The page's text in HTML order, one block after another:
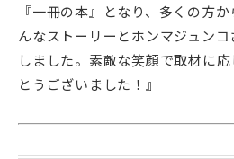
『一冊の本』となり、多くの方
んなストーリーとホンマジュン
しました。素敵な笑顔で取材に
とうございました！』